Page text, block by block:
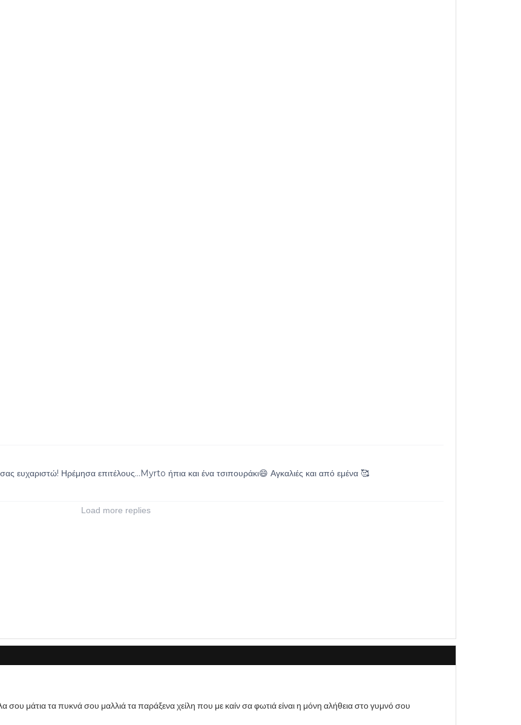
σου μάτια τα πυκνά σου μαλλιά τα παράξενα χείλη που με καίν σα φωτιά είναι η μόνη αλήθεια στο γυμνό σου